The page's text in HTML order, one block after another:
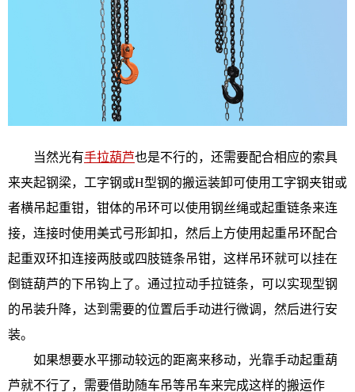
当然光有手拉葫芦也是不行的，还需要配合相应的索具
来夹起钢梁，工字钢或H型钢的搬运装卸可使用工字钢夹钳或
者横吊起重钳，钳体的吊环可以使用钢丝绳或起重链条来连
接，连接时使用美式弓形卸扣，然后上方使用起重吊环配合
起重双环扣连接两肢或四肢链条吊钳，这样吊环就可以挂在
倒链葫芦的下吊钩上了。通过拉动手拉链条，可以实现型钢
的吊装升降，达到需要的位置后手动进行微调，然后进行安
装。
如果想要水平挪动较远的距离来移动，光靠手动起重葫
芦就不行了，需要借助随车吊等吊车来完成这样的搬运作